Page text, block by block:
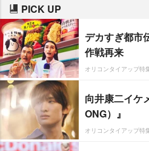
ゅ)、またキッズ賞には「ト
で走って走って行ったん
ぴょん)ほか3句が選ばれた。
PICK UP
デカすぎ都市
作戦再来
オリコンタイアップ特
向井康二イケ
ONG）』
オリコンタイアップ特